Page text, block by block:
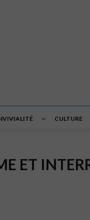
CULTURE
ET